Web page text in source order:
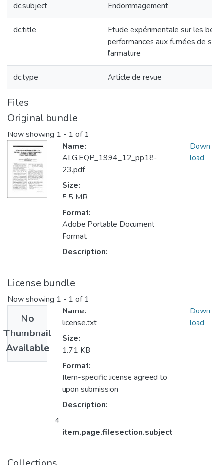
dc.subject Endommagement
dc.title
Etude expérimentale sur les
performances aux fumées de
l’armature
dc.type Article de revue
Files
Original bundle
Now showing 1 - 1 of 1
Name:
ALG.EQP_1994_12_pp18-
23.pdf
Size:
5.5 MB
Format:
Adobe Portable Document
Format
Description:
Down
load
License bundle
Now showing 1 - 1 of 1
No
Thumbnail
Available
Name:
license.txt
Size:
1.71 KB
Format:
Item-specific license agreed to
upon submission
Description:
4
item.page.filesection.subject
Down
load